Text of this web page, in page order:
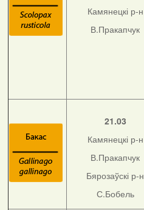
Камянецкі р-н
В.Пракапчук
21.03
Камянецкі р-н
В.Пракапчук
Бярозаўскі р-н
С.Бобель